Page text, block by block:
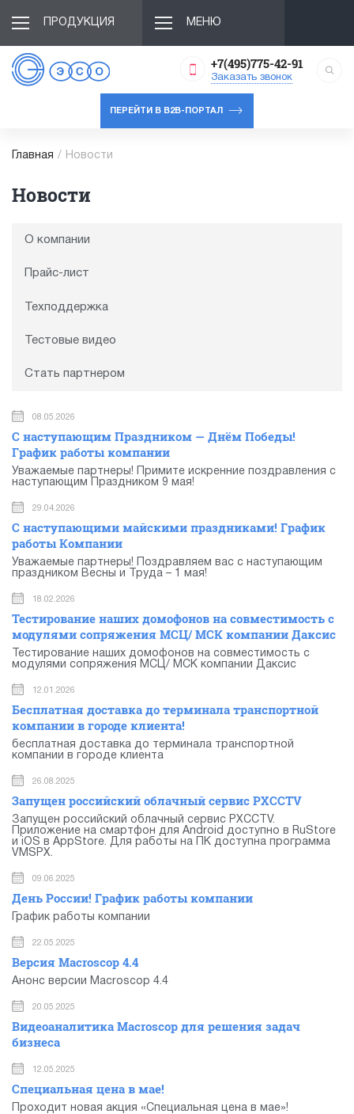
ПРОДУКЦИЯ МЕНЮ
+7(495)775-42-91
Заказать звонок
ПЕРЕЙТИ В B2B-ПОРТАЛ
Главная / Новости
Новости
О компании
Прайс-лист
Техподдержка
Тестовые видео
Стать партнером
08.05.2026
С наступающим Праздником — Днём Победы!
График работы компании
Уважаемые партнеры! Примите искренние поздравления с
наступающим Праздником 9 мая!
29.04.2026
С наступающими майскими праздниками! График
работы Компании
Уважаемые партнеры! Поздравляем вас с наступающим
праздником Весны и Труда – 1 мая!
18.02.2026
Тестирование наших домофонов на совместимость с
модулями сопряжения МСЦ/ МСК компании Даксис
Тестирование наших домофонов на совместимость с
модулями сопряжения МСЦ/ МСК компании Даксис
12.01.2026
Бесплатная доставка до терминала транспортной
компании в городе клиента!
бесплатная доставка до терминала транспортной
компании в городе клиента
26.08.2025
Запущен российский облачный сервис PXCCTV
Запущен российский облачный сервис PXCCTV.
Приложение на смартфон для Android доступно в RuStore
и iOS в AppStore. Для работы на ПК доступна программа
VMSPX.
09.06.2025
День России! График работы компании
График работы компании
22.05.2025
Версия Macroscop 4.4
Анонс версии Macroscop 4.4
20.05.2025
Видеоаналитика Macroscop для решения задач
бизнеса
12.05.2025
Специальная цена в мае!
Проходит новая акция «Специальная цена в мае»!